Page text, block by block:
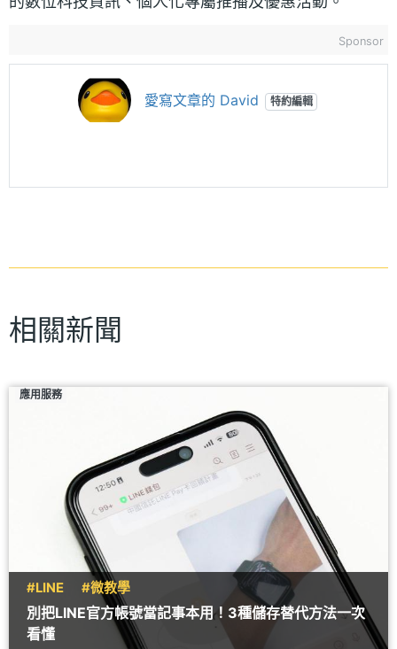
Sponsor
愛寫文章的 David 特約編輯
相關新聞
應用服務
#LINE #微教學
別把LINE官方帳號當記事本用！3種儲存替代方法一次
看懂